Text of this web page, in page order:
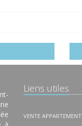
Liens utiles
VENTE APPARTEMENT